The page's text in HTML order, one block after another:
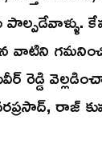
వాటిని
రెడ్డి
రాజ్